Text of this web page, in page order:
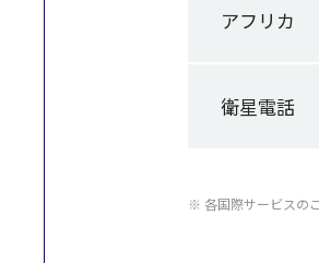
アフリカ
衛星電話
※ 各国際サービスの